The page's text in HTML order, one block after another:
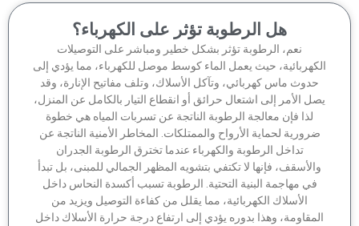
هل الرطوبة تؤثر على الكهرباء؟
نعم، الرطوبة تؤثر بشكل خطير ومباشر على التوصيلات
حيث يعمل الماء كوسط موصل للكهرباء، مما يؤدي إلى
حدوث ماس كهربائي، وتآكل الأسلاك، وتلف مفاتيح الإنارة، وقد
الأمر إلى اشتعال حرائق أو انقطاع التيار بالكامل عن المنزل،
لذا فإن معالجة الرطوبة الناتجة عن تسربات المياه هي خطوة
لحماية الأرواح والممتلكات. المخاطر الأمنية الناتجة عن
تداخل الرطوبة والكهرباء عندما تخترق الرطوبة الجدران
فإنها لا تكتفي بتشويه المظهر الجمالي للمبنى، بل تبدأ
في مهاجمة البنية التحتية. الرطوبة تسبب أكسدة النحاس داخل
الأسلاك الكهربائية، مما يقلل من كفاءة التوصيل ويزيد من
وهذا بدوره يؤدي إلى ارتفاع درجة حرارة الأسلاك داخل